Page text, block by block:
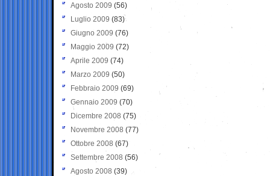
Agosto 2009 (56)
Luglio 2009 (83)
Giugno 2009 (76)
Maggio 2009 (72)
Aprile 2009 (74)
Marzo 2009 (50)
Febbraio 2009 (69)
Gennaio 2009 (70)
Dicembre 2008 (75)
Novembre 2008 (77)
Ottobre 2008 (67)
Settembre 2008 (56)
Agosto 2008 (39)